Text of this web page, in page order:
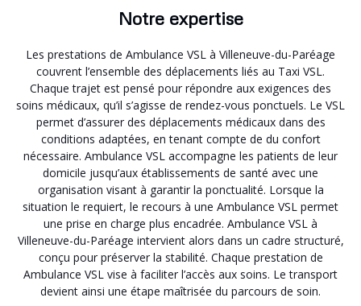
Notre expertise
Les prestations de Ambulance VSL à Villeneuve-du-Paréage
couvrent l’ensemble des déplacements liés au Taxi VSL.
Chaque trajet est pensé pour répondre aux exigences des
soins médicaux, qu’il s’agisse de rendez-vous ponctuels. Le VSL
permet d’assurer des déplacements médicaux dans des
conditions adaptées, en tenant compte de du confort
nécessaire. Ambulance VSL accompagne les patients de leur
domicile jusqu’aux établissements de santé avec une
organisation visant à garantir la ponctualité. Lorsque la
situation le requiert, le recours à une Ambulance VSL permet
une prise en charge plus encadrée. Ambulance VSL à
Villeneuve-du-Paréage intervient alors dans un cadre structuré,
conçu pour préserver la stabilité. Chaque prestation de
Ambulance VSL vise à faciliter l’accès aux soins. Le transport
devient ainsi une étape maîtrisée du parcours de soin.